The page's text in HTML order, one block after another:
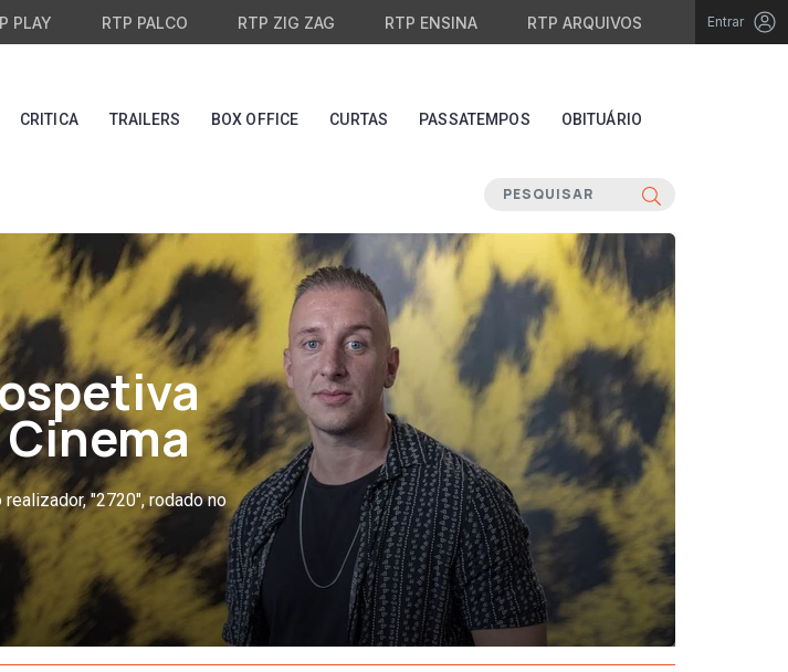
PLAY RTP PALCO RTP ZIG ZAG RTP ENSINA RTP ARQUIVOS Entrar
CRITICA TRAILERS BOX OFFICE CURTAS PASSATEMPOS OBITUÁRIO
"2720", rodado no